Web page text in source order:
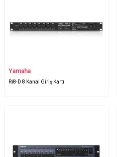
Yamaha
Ri8-D 8 Kanal Giriş Kartı